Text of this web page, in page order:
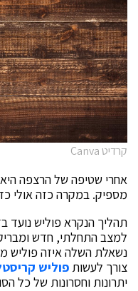
קרדיט Canva
אחרי שטיפה של הרצפה היא
מספיק. במקרה כזה אולי
תהליך הנקרא פוליש נועד
למצב התחלתי, חדש
נשאלת השלה איזה פוליש
צורך לעשות פוליש
יתרונות וחסרונות של כל